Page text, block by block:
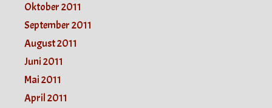
Oktober 2011
September 2011
August 2011
Juni 2011
Mai 2011
April 2011